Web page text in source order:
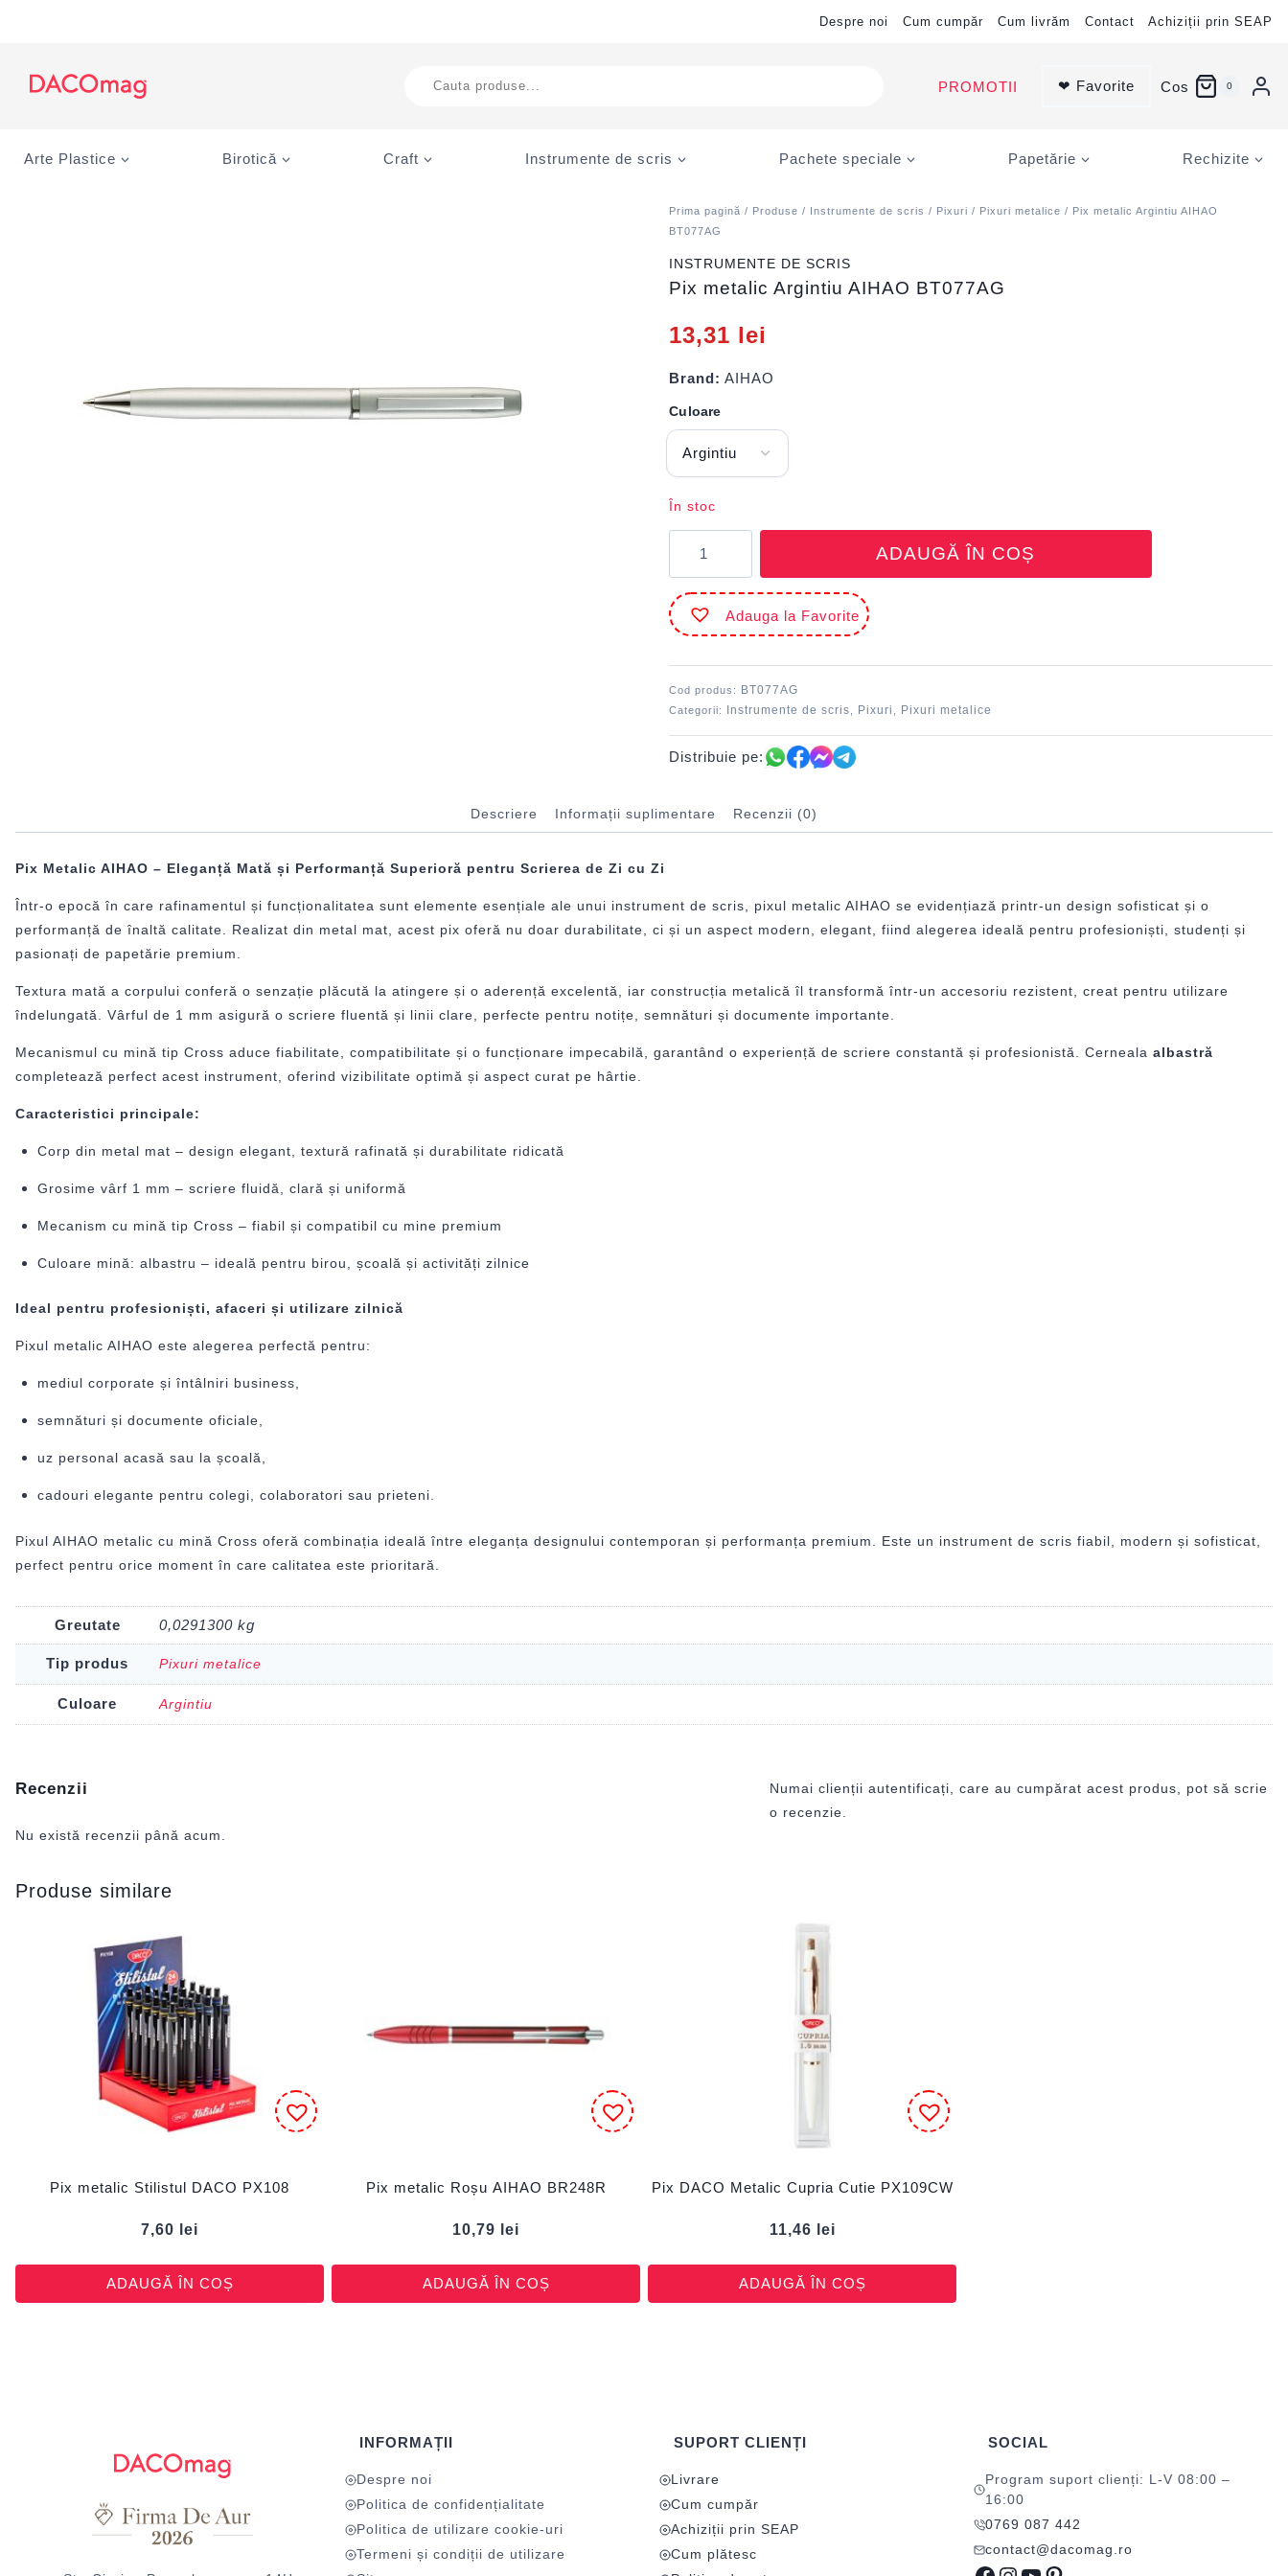
Despre noi Cum cumpăr Cum livrăm Contact Achiziții prin SEAP
search
PROMOTII ❤ Favorite Cos 0
Arte Plastice Birotică Craft Instrumente de scris Pachete speciale Papetărie Rechizite
Prima pagină / Produse / Instrumente de scris / Pixuri / Pixuri metalice / Pix metalic Argintiu AIHAO
BT077AG
INSTRUMENTE DE SCRIS
Pix metalic Argintiu AIHAO BT077AG
13,31 lei
Brand: AIHAO
Culoare
În stoc
metalic
Argintiu
AIHAO
BT077AG
ADAUGĂ ÎN COȘ
Adauga la Favorite
Cod produs: BT077AG
Categorii: Instrumente de scris Pixuri Pixuri metalice
Distribuie pe:
Descriere Informații suplimentare Recenzii (0)
Pix Metalic AIHAO – Eleganță Mată și Performanță Superioră pentru Scrierea de Zi cu Zi
Într-o epocă în care rafinamentul și funcționalitatea sunt elemente esențiale ale unui instrument de scris, pixul metalic AIHAO se evidențiază printr-un design sofisticat și o
performanță de înaltă calitate. Realizat din metal mat, acest pix oferă nu doar durabilitate, ci și un aspect modern, elegant, fiind alegerea ideală pentru profesioniști, studenți și
pasionați de papetărie premium.
Textura mată a corpului conferă o senzație plăcută la atingere și o aderență excelentă, iar construcția metalică îl transformă într-un accesoriu rezistent, creat pentru utilizare
îndelungată. Vârful de 1 mm asigură o scriere fluentă și linii clare, perfecte pentru notițe, semnături și documente importante.
Mecanismul cu mină tip Cross aduce fiabilitate, compatibilitate și o funcționare impecabilă, garantând o experiență de scriere constantă și profesionistă. Cerneala albastră
completează perfect acest instrument, oferind vizibilitate optimă și aspect curat pe hârtie.
Caracteristici principale:
Corp din metal mat – design elegant, textură rafinată și durabilitate ridicată
Grosime vârf 1 mm – scriere fluidă, clară și uniformă
Mecanism cu mină tip Cross – fiabil și compatibil cu mine premium
Culoare mină: albastru – ideală pentru birou, școală și activități zilnice
Ideal pentru profesioniști, afaceri și utilizare zilnică
Pixul metalic AIHAO este alegerea perfectă pentru:
mediul corporate și întâlniri business,
semnături și documente oficiale,
uz personal acasă sau la școală,
cadouri elegante pentru colegi, colaboratori sau prieteni.
Pixul AIHAO metalic cu mină Cross oferă combinația ideală între eleganța designului contemporan și performanța premium. Este un instrument de scris fiabil, modern și sofisticat,
perfect pentru orice moment în care calitatea este prioritară.
Greutate 0,0291300 kg
Tip produs Pixuri metalice
Culoare Argintiu
Recenzii
Nu există recenzii până acum.
Numai clienții autentificați, care au cumpărat acest produs, pot să scrie
o recenzie.
Produse similare
Pix metalic Stilistul DACO PX108
7,60 lei
ADAUGĂ ÎN COȘ
Pix metalic Roșu AIHAO BR248R
10,79 lei
ADAUGĂ ÎN COȘ
Pix DACO Metalic Cupria Cutie PX109CW
11,46 lei
ADAUGĂ ÎN COȘ
INFORMAȚII
Despre noi
Politica de confidențialitate
Politica de utilizare cookie-uri
Termeni și condiții de utilizare
SUPORT CLIENȚI
Livrare
Cum cumpăr
Achiziții prin SEAP
Cum plătesc
SOCIAL
Program suport clienți: L-V 08:00 –
16:00
0769 087 442
contact@dacomag.ro